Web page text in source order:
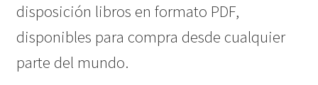
Ediciones PDF
disposición libros en formato PDF,
disponibles para compra desde cualquier
parte del mundo.